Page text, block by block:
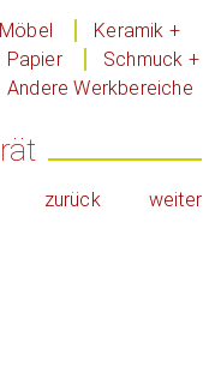
Keramik +
Papier
Schmuck +
Andere Werkbereiche
zurück weiter